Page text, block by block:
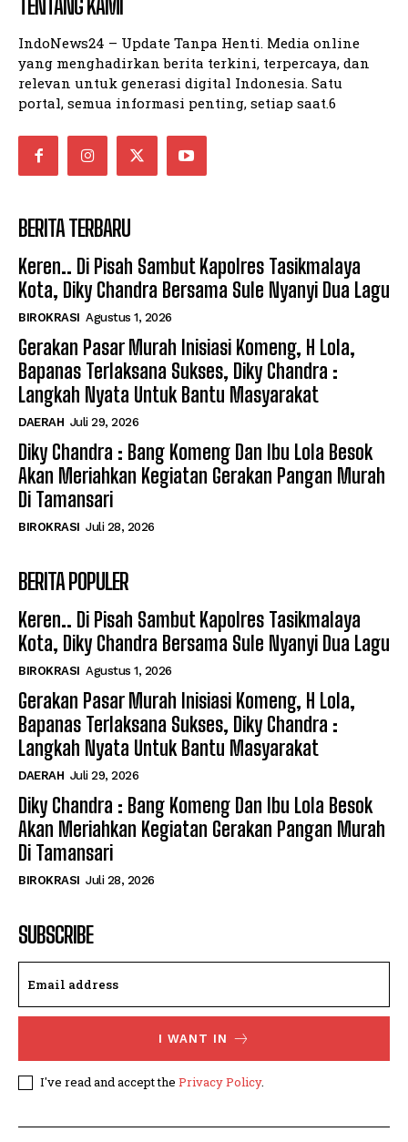
TENTANG KAMI
IndoNews24 – Update Tanpa Henti. Media online
yang menghadirkan berita terkini, terpercaya, dan
relevan untuk generasi digital Indonesia. Satu
portal, semua informasi penting, setiap saat.6
BERITA TERBARU
Keren.. Di Pisah Sambut Kapolres Tasikmalaya
Kota, Diky Chandra Bersama Sule Nyanyi Dua Lagu
BIROKRASI Agustus 1, 2026
Gerakan Pasar Murah Inisiasi Komeng, H Lola,
Bapanas Terlaksana Sukses, Diky Chandra :
Langkah Nyata Untuk Bantu Masyarakat
DAERAH Juli 29, 2026
Diky Chandra : Bang Komeng Dan Ibu Lola Besok
Akan Meriahkan Kegiatan Gerakan Pangan Murah
Di Tamansari
BIROKRASI Juli 28, 2026
BERITA POPULER
Keren.. Di Pisah Sambut Kapolres Tasikmalaya
Kota, Diky Chandra Bersama Sule Nyanyi Dua Lagu
BIROKRASI Agustus 1, 2026
Gerakan Pasar Murah Inisiasi Komeng, H Lola,
Bapanas Terlaksana Sukses, Diky Chandra :
Langkah Nyata Untuk Bantu Masyarakat
DAERAH Juli 29, 2026
Diky Chandra : Bang Komeng Dan Ibu Lola Besok
Akan Meriahkan Kegiatan Gerakan Pangan Murah
Di Tamansari
BIROKRASI Juli 28, 2026
SUBSCRIBE
I WANT IN
I've read and accept the Privacy Policy.